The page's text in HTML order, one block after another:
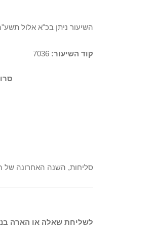
השיעור ניתן בכ"א אלול
קוד השיעור:
סליחות, השנה האחרונה של
לשליחת שאלה או הארה